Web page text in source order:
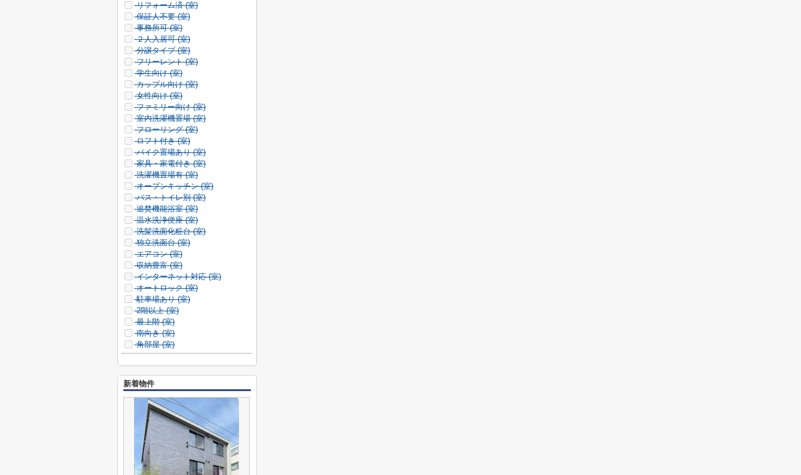
リフォーム済 (室)
保証人不要 (室)
事務所可 (室)
２人入居可 (室)
分譲タイプ (室)
フリーレント (室)
学生向け (室)
カップル向け (室)
女性向け (室)
ファミリー向け (室)
室内洗濯機置場 (室)
フローリング (室)
ロフト付き (室)
バイク置場あり (室)
家具・家電付き (室)
洗濯機置場有 (室)
オープンキッチン (室)
バス・トイレ別 (室)
追焚機能浴室 (室)
温水洗浄便座 (室)
洗髪洗面化粧台 (室)
独立洗面台 (室)
エアコン (室)
収納豊富 (室)
インターネット対応 (室)
オートロック (室)
駐車場あり (室)
2階以上 (室)
最上階 (室)
南向き (室)
角部屋 (室)
新着物件